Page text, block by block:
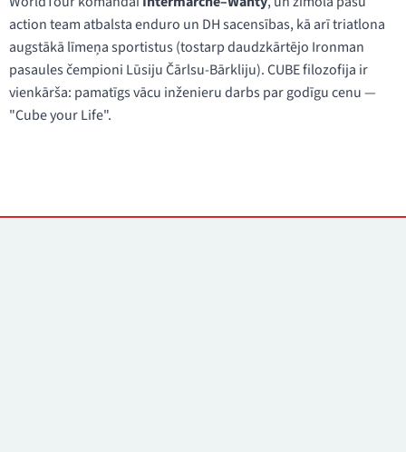
action team atbalsta enduro un DH sacensības, kā arī triatlona
augstākā līmeņa sportistus (tostarp daudzkārtējo Ironman
pasaules čempioni Lūsiju Čārlsu-Bārkliju). CUBE filozofija ir
vienkārša: pamatīgs vācu inženieru darbs par godīgu cenu —
"Cube your Life".